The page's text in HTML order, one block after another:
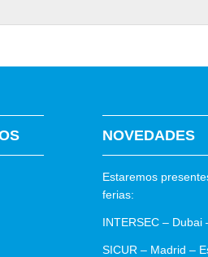
NOVEDADES
Estaremos
ferias:
INTERSEC – Dubai
SICUR – Madrid –